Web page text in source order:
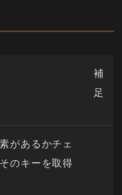
補
足
があるかチェ
のキーを取得